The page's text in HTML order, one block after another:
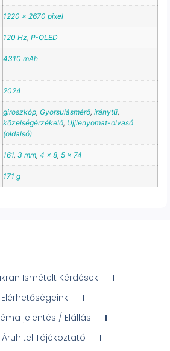
1220 x 2670 pixel
120 Hz, P-OLED
4310 mAh
2024
giroszkóp, Gyorsulásmérő, iránytű,
közelségérzékelő, Ujjlenyomat-olvasó
(oldalsó)
161, 3 mm, 4 x 8, 5 x 74
171 g
Ismételt Kérdések
Elérhetőségeink
jelentés / Elállás
Áruhitel Tájékoztató